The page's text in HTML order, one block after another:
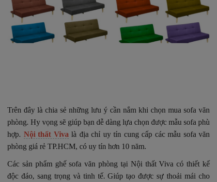
Trên đây là chia sẻ những lưu ý cần nắm khi chọn mua sofa văn
phòng. Hy vọng sẽ giúp bạn dễ dàng lựa chọn được mẫu sofa phù
hợp. Nội thất Vivalà địa chỉ uy tín cung cấp các mẫu sofa văn
phòng giá rẻ TP.HCM, có uy tín hơn 10 năm.
Các sản phẩm ghế sofa văn phòng tại Nội thất Viva có thiết kế
độc đáo, sang trọng và tinh tế. Giúp tạo được sự thoải mái cho